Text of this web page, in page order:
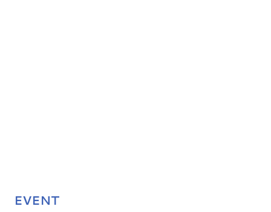
EVENT